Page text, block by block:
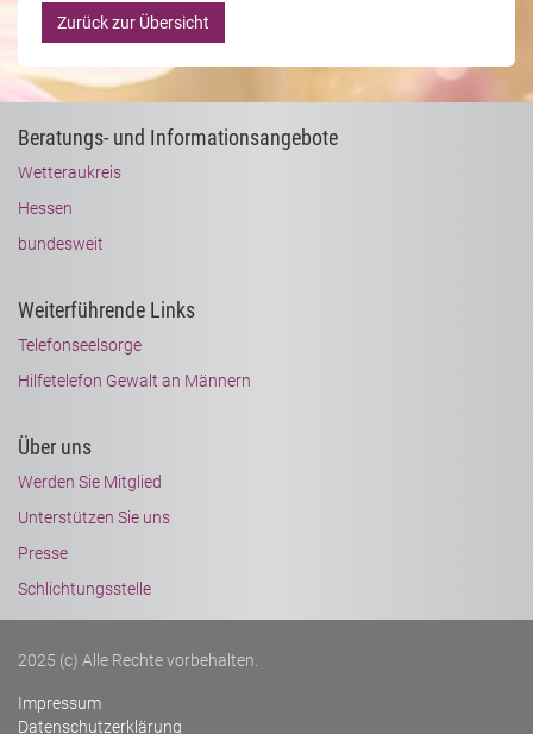
Zurück zur Übersicht
Beratungs- und Informationsangebote
Wetteraukreis
Hessen
bundesweit
Weiterführende Links
Telefonseelsorge
Hilfetelefon Gewalt an Männern
Über uns
Werden Sie Mitglied
Unterstützen Sie uns
Presse
Schlichtungsstelle
2025 (c) Alle Rechte vorbehalten.
Impressum
Datenschutzerklärung